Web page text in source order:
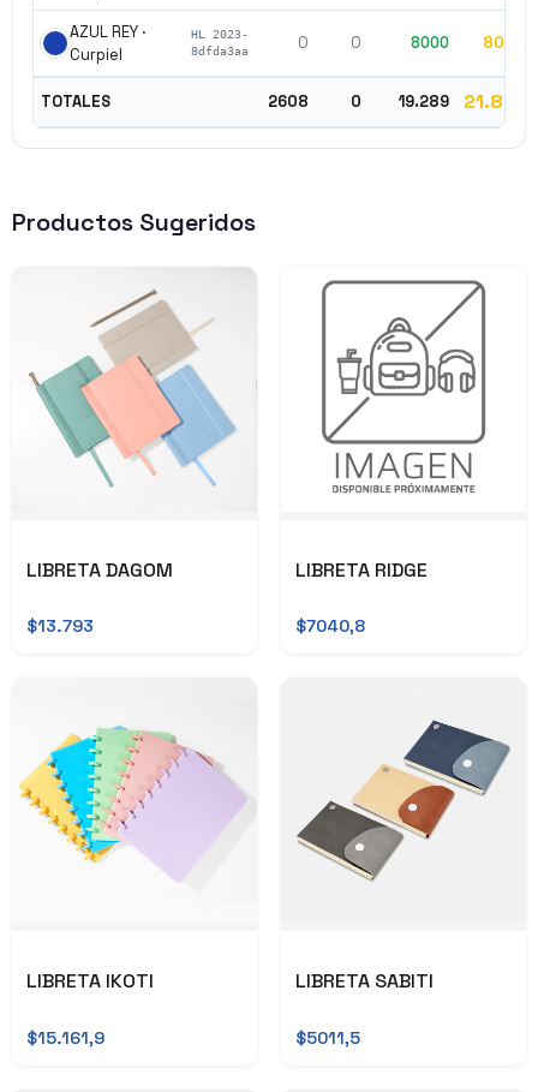
AZUL REY ·
Curpiel
HL 2023-
8dfda3aa
0 0 8000 8000
TOTALES 2608 0 19.289 21.897
Productos Sugeridos
LIBRETA DAGOM
$13.793
LIBRETA RIDGE
$7040,8
LIBRETA IKOTI
$15.161,9
LIBRETA SABITI
$5011,5